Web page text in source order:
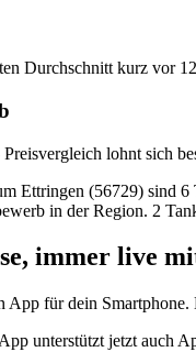
Durchschnitt kurz vor
lohnt sich
Ettringen (56729) sind 6
in der Region. 2
immer live
App für dein
unterstützt jetzt auch